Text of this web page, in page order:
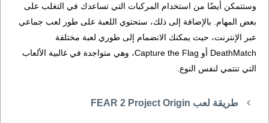
وستتمكن أيضًا من استخدام المركبات التي تساعدك في التغلب على
بعض المهام. بالإضافة إلى ذلك، ستحتوي اللعبة على طور لعب جماعي
عبر الإنترنت، حيث يمكنك الانضمام إلى طوري لعبة مختلفة
DeathMatch أو Capture the Flag، وهي متواجدة في غالبية الألعاب
التي تنتمي لنفس النوع.
طريقة لعب FEAR 2 Project Origin